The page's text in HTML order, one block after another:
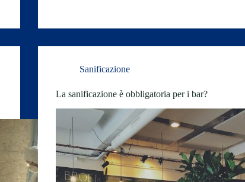
Sanificazione
La sanificazione è obbligatoria per i bar?